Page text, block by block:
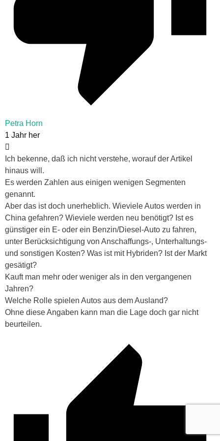
Petra Horn
1 Jahr her
Ich bekenne, daß ich nicht verstehe, worauf der Artikel
hinaus will.
Es werden Zahlen aus einigen wenigen Segmenten
genannt.
Aber das ist doch unerheblich. Wieviele Autos werden in
China gefahren? Wieviele werden neu benötigt? Ist es
günstiger ein E- oder ein Benzin/Diesel-Auto zu fahren,
unter Berücksichtigung von Anschaffungs-, Unterhaltungs-
und sonstigen Kosten? Was ist mit Hybriden? Ist der Markt
gesätigt?
Kauft man mehr oder weniger als in den vergangenen
Jahren?
Welche Rolle spielen Autos aus dem Ausland?
Ohne diese Angaben kann man die Lage doch gar nicht
beurteilen.